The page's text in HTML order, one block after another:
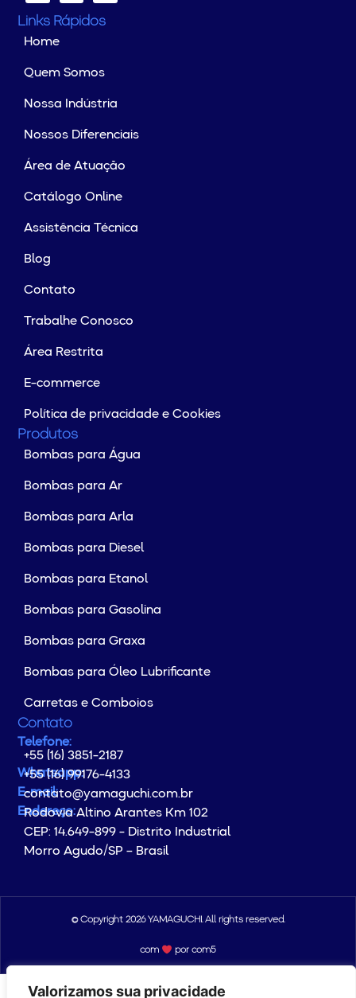
Valorizamos sua privacidade
Links Rápidos
Home
Quem Somos
Nossa Indústria
Nossos Diferenciais
Área de Atuação
Catálogo Online
Assistência Técnica
Blog
Contato
Trabalhe Conosco
Área Restrita
E-commerce
Política de privacidade e Cookies
Produtos
Bombas para Água
Bombas para Ar
Bombas para Arla
Bombas para Diesel
Bombas para Etanol
Bombas para Gasolina
Bombas para Graxa
Bombas para Óleo Lubrificante
Carretas e Comboios
Contato
Telefone:
+55 (16) 3851-2187
Whatsapp:
+55 (16) 99176-4133
E-mail:
contato@yamaguchi.com.br
Endereço:
Rodovia Altino Arantes Km 102
CEP: 14.649-899 - Distrito Industrial
Morro Agudo/SP – Brasil
© Copyright 2026 YAMAGUCHI. All rights reserved.
com por com5​​